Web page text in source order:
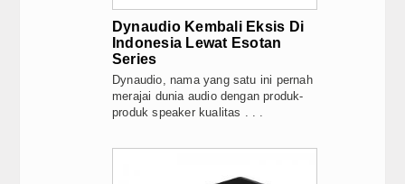
Dynaudio Kembali Eksis Di
Indonesia Lewat Esotan
Series
Dynaudio, nama yang satu ini pernah
merajai dunia audio dengan produk-
produk speaker kualitas . . .